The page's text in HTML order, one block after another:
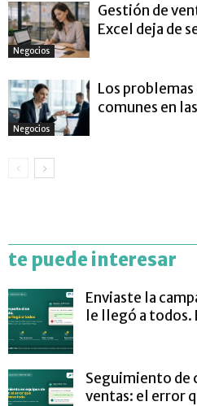
Negocios
Gestión de
Excel deja de
Negocios
Los
comunes en
te puede interesar
Enviaste la
le llegó a todos.
Seguimiento de
ventas: el error